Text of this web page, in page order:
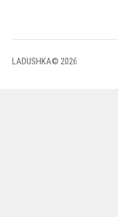
LADUSHKA© 2026